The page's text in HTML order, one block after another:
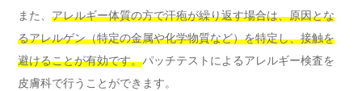
また、 アレルギー体質の方で汗疱が繰り返す場合は、原因とな
るアレルゲン（特定の金属や化学物質など）を特定し、接触を
避けることが有効です。パッチテストによるアレルギー検査を
皮膚科で行うことができます。